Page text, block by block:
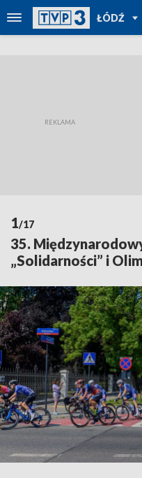
ŁÓDŹ
POWRÓT
DO
REGIONY
1/17
35.
„Solidarności” i